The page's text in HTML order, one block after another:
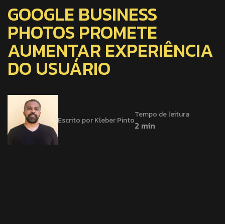
GOOGLE BUSINESS
PHOTOS PROMETE
AUMENTAR EXPERIÊNCIA
DO USUÁRIO
Escrito por Kleber Pinto
Tempo de leitura
2 min